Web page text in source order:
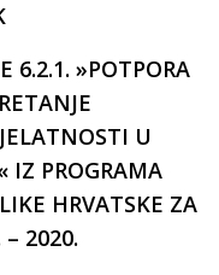
6.2.1. »POTPORA
U
IZ PROGRAMA
HRVATSKE ZA
– 2020.